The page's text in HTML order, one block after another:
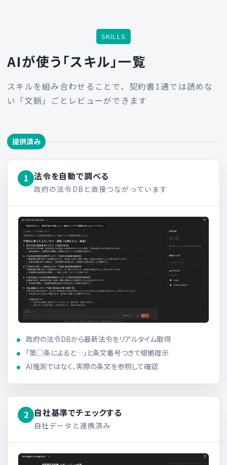
SKILLS
AIが使う「スキル」一覧
スキルを組み合わせることで、契約書1通では読めな
い「文脈」ごとレビューができます
提供済み
1 法令を自動で調べる
政府の法令DBと直接つながっています
政府の法令DBから最新法令をリアルタイム取得
「第◯条によると…」と条文番号つきで根拠提示
AI推測ではなく、実際の条文を参照して確認
2 自社基準でチェックする
自社データと連携済み